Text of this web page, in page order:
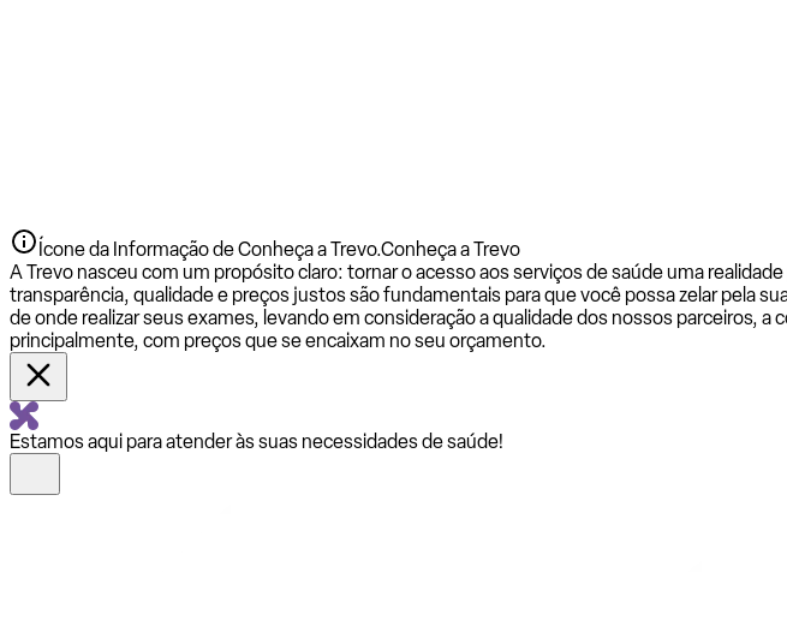
Ícone da Informação de Conheça a Trevo.Conheça a Trevo
A Trevo nasceu com um propósito claro: tornar o acesso aos serviços de saúde uma
transparência, qualidade e preços justos são fundamentais para que você possa zelar pela
de onde realizar seus exames, levando em consideração a qualidade dos nossos parceiros,
principalmente, com preços que se encaixam no seu orçamento.
Estamos aqui para atender às suas necessidades de saúde!